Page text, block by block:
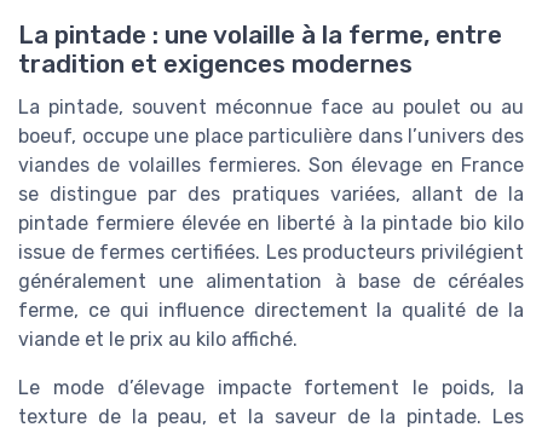
La pintade : une volaille à la ferme, entre
tradition et exigences modernes
La pintade, souvent méconnue face au poulet ou au
boeuf, occupe une place particulière dans l’univers des
viandes de volailles fermieres. Son élevage en France
se distingue par des pratiques variées, allant de la
pintade fermiere élevée en liberté à la pintade bio kilo
issue de fermes certifiées. Les producteurs privilégient
généralement une alimentation à base de céréales
ferme, ce qui influence directement la qualité de la
viande et le prix au kilo affiché.
Le mode d’élevage impacte fortement le poids, la
texture de la peau, et la saveur de la pintade. Les